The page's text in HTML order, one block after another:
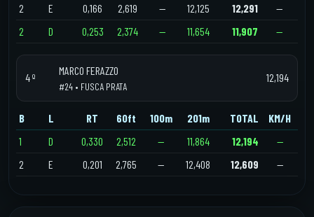
2
E 0,166 2,619 — 12,125 12,291
—
2
D 0,253 2,374 — 11,654 11,907 —
4 º
MARCO FERAZZO
#24 • FUSCA PRATA
12,194
B L RT 60ft 100m 201m TOTAL
KM/H
1
D 0,330 2,512 — 11,864 12,194
—
2
E 0,201 2,765 — 12,408 12,609 —